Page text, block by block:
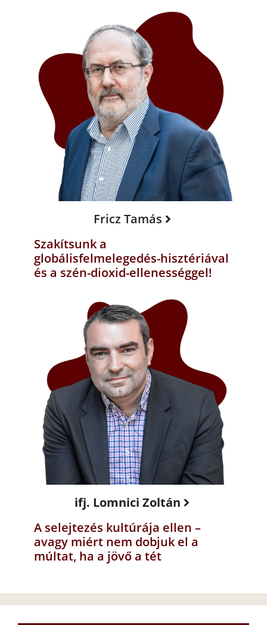
Fricz Tamás
Szakítsunk a
globálisfelmelegedés-hisztériával
és a szén-dioxid-ellenességgel!
ifj. Lomnici Zoltán
A selejtezés kultúrája ellen –
avagy miért nem dobjuk el a
múltat, ha a jövő a tét